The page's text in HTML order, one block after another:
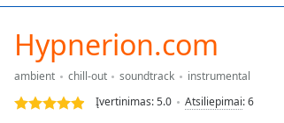
Hypnerion.com
ambient chill-out soundtrack
instrumental
Įvertinimas:5.0 Atsiliepimai:6